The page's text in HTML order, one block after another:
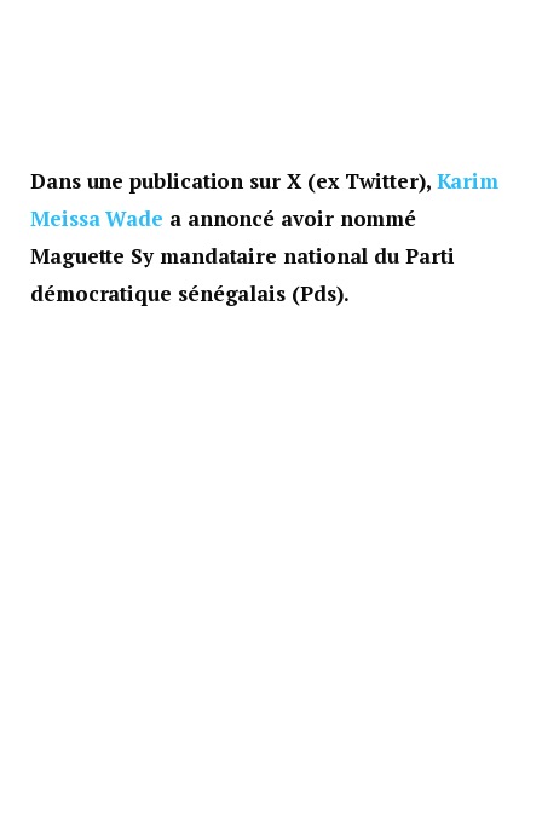
Dans une publication sur X (ex Twitter),Karim
Meissa Wade a annoncé avoir nommé
Maguette Sy mandataire national du Parti
démocratique sénégalais (Pds).